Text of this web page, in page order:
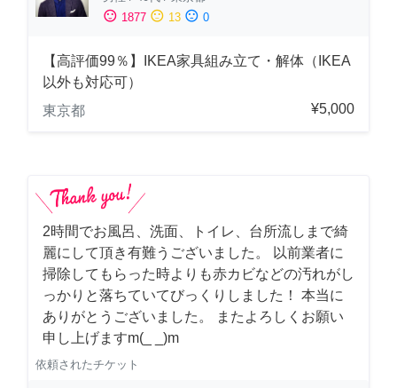
sentiment_satisfied 1877 sentiment_neutral 13 sentiment_dissatisfied 0
【高評価99％】IKEA家具組み立て・解体（IKEA
以外も対応可）
東京都
¥5,000
2時間でお風呂、洗面、トイレ、台所流しまで綺
麗にして頂き有難うございました。 以前業者に
掃除してもらった時よりも赤カビなどの汚れがし
っかりと落ちていてびっくりしました！ 本当に
ありがとうございました。 またよろしくお願い
申し上げますm(_ _)m
依頼されたチケット